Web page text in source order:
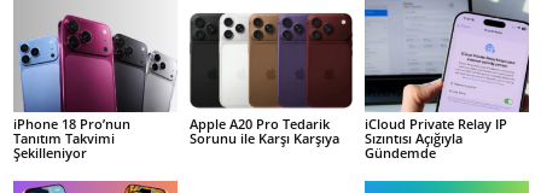
iPhone 18 Pro’nun
Tanıtım Takvimi
Şekilleniyor
Apple A20 Pro Tedarik
Sorunu ile Karşı Karşıya
iCloud Private Relay IP
Sızıntısı Açığıyla
Gündemde